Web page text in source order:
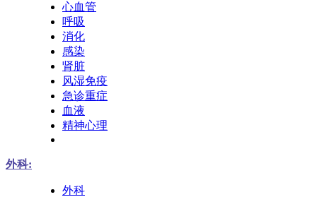
心血管
呼吸
消化
感染
肾脏
风湿免疫
急诊重症
血液
精神心理
外科:
外科